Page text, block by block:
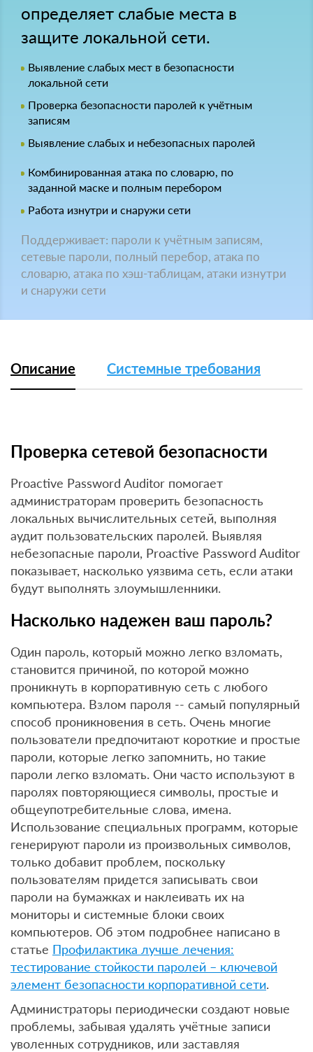
определяет слабые места в
защите локальной сети.
Выявление слабых мест в безопасности
локальной сети
Проверка безопасности паролей к учётным
записям
Выявление слабых и небезопасных паролей
Комбинированная атака по словарю, по
заданной маске и полным перебором
Работа изнутри и снаружи сети
Поддерживает: пароли к учётным записям,
сетевые пароли, полный перебор, атака по
словарю, атака по хэш-таблицам, атаки изнутри
и снаружи сети
Описание Системные требования
Проверка сетевой безопасности
Proactive Password Auditor помогает
администраторам проверить безопасность
локальных вычислительных сетей, выполняя
аудит пользовательских паролей. Выявляя
небезопасные пароли, Proactive Password Auditor
показывает, насколько уязвима сеть, если атаки
будут выполнять злоумышленники.
Насколько надежен ваш пароль?
Один пароль, который можно легко взломать,
становится причиной, по которой можно
проникнуть в корпоративную сеть с любого
компьютера. Взлом пароля -- самый популярный
способ проникновения в сеть. Очень многие
пользователи предпочитают короткие и простые
пароли, которые легко запомнить, но такие
пароли легко взломать. Они часто используют в
паролях повторяющиеся символы, простые и
общеупотребительные слова, имена.
Использование специальных программ, которые
генерируют пароли из произвольных символов,
только добавит проблем, поскольку
пользователям придется записывать свои
пароли на бумажках и наклеивать их на
мониторы и системные блоки своих
компьютеров. Об этом подробнее написано в
статье Профилактика лучше лечения:
тестирование стойкости паролей – ключевой
элемент безопасности корпоративной сети.
Администраторы периодически создают новые
проблемы, забывая удалять учётные записи
уволенных сотрудников, или заставляя